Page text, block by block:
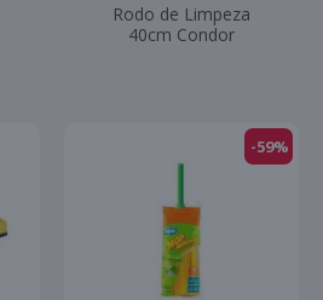
Rodo de Limpeza
40cm Condor
-59%